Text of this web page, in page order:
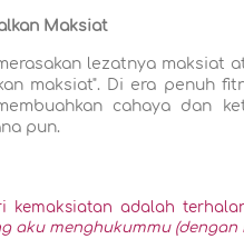
Maksiat
lezatnya maksiat
maksiat". Di era penuh
cahaya dan
pun.
kemaksiatan adalah
aku menghukummu